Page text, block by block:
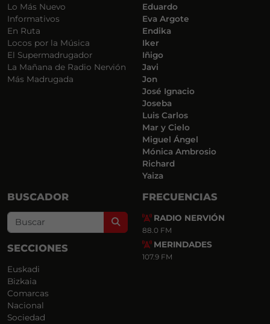
Lo Más Nuevo
Informativos
En Ruta
Locos por la Música
El Supermadrugador
La Mañana de Radio Nervión
Más Madrugada
Eduardo
Eva Argote
Endika
Iker
Iñigo
Javi
Jon
José Ignacio
Joseba
Luis Carlos
Mar y Cielo
Miguel Ángel
Mónica Ambrosio
Richard
Yaiza
BUSCADOR
Search
SECCIONES
Euskadi
Bizkaia
Comarcas
Nacional
Sociedad
FRECUENCIAS
RADIO NERVIÓN
88.0 FM
MERINDADES
107.9 FM